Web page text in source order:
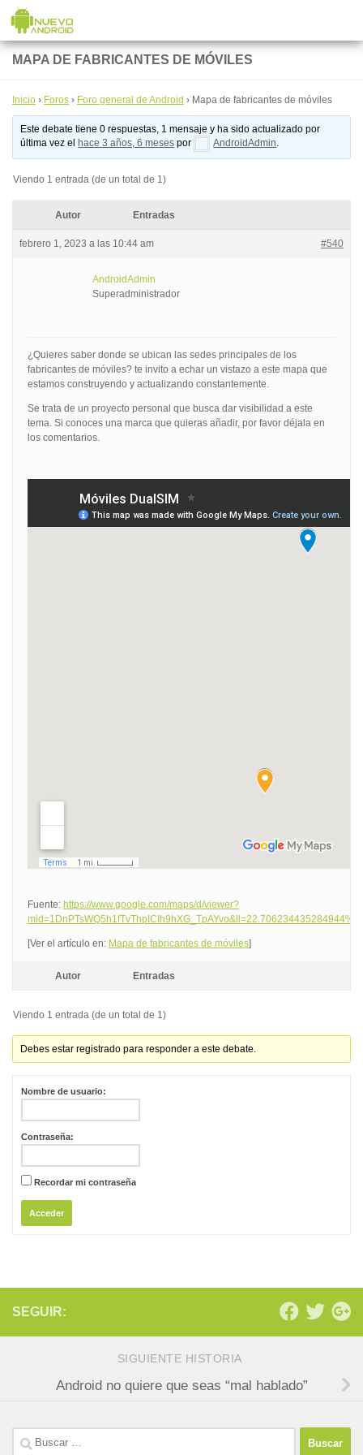
Saltar al contenido
MAPA DE FABRICANTES DE MÓVILES
Inicio › Foros › Foro general de Android › Mapa de fabricantes de móviles
Este debate tiene 0 respuestas, 1 mensaje y ha sido actualizado por
última vez el
hace 3 años, 6 meses por AndroidAdmin.
Viendo 1 entrada (de un total de 1)
Autor Entradas
febrero 1, 2023 a las 10:44 am #540
AndroidAdmin
Superadministrador
¿Quieres saber donde se ubican las sedes principales de los
fabricantes de móviles? te invito a echar un vistazo a este mapa que
estamos construyendo y actualizando constantemente.
Se trata de un proyecto personal que busca dar visibilidad a este
tema. Si conoces una marca que quieras añadir, por favor déjala en
los comentarios.
Fuente: https://www.google.com/maps/d/viewer?
[Ver el artículo en: Mapa de fabricantes de móviles]
Autor Entradas
Viendo 1 entrada (de un total de 1)
Debes estar registrado para responder a este debate.
Nombre de usuario:
Contraseña:
Recordar mi contraseña
Acceder
SEGUIR:
SIGUIENTE HISTORIA
Android no quiere que seas “mal hablado”
Buscar: